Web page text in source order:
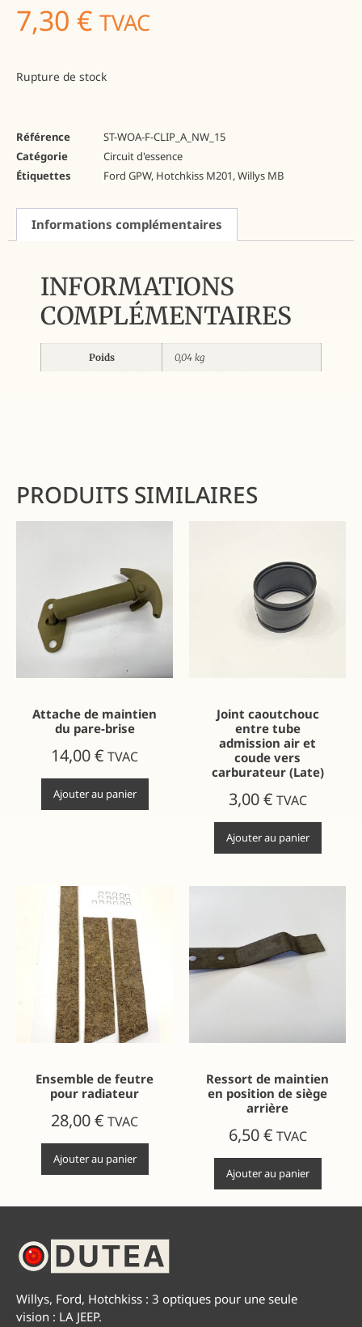
7,30 € TVAC
Rupture de stock
Référence
ST-WOA-F-CLIP_A_NW_15
Catégorie
Circuit d'essence
Étiquettes
Ford GPW, Hotchkiss M201,Willys MB
Informations complémentaires
INFORMATIONS
COMPLÉMENTAIRES
Poids 0,04 kg
PRODUITS SIMILAIRES
Attache de maintien
du pare-brise
14,00€ TVAC
Ajouter au panier
Joint caoutchouc
entre tube
admission air et
coude vers
carburateur (Late)
3,00€ TVAC
Ajouter au panier
Ensemble de feutre
pour radiateur
28,00€ TVAC
Ajouter au panier
Ressort de maintien
en position de siège
arrière
6,50€ TVAC
Ajouter au panier
Willys, Ford, Hotchkiss : 3 optiques pour une seule
vision : LA JEEP.